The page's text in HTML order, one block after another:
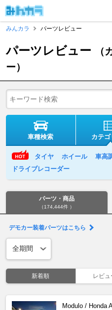
みんカラ
パーツレビュー
パーツレビュー
（
ー）
車種検索 カテ
タイヤ ホイール 車高
ドライブレコーダー
パーツ・商品
（174,444件 ）
デモカー装着パーツはこちら
新着順 レビ
Modulo / Honda